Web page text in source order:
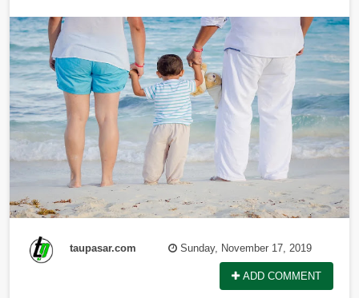
taupasar.com Sunday, November 17, 2019
ADD COMMENT